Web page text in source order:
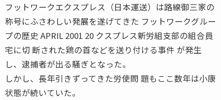
フットワークエクスプレス（日本運送）は路線御三家の
称号にふさわしい発展を遂げてきた フットワークグルー
プの歴史 APRIL 2001 20 クスプレス新労組支部の組合員
宅に切 断された鶏の首などを送り付ける事件 が発生
し、逮捕者が出る騒ぎとなった。
しかし、長年引きずってきた労使問 題もここ数年は小康
状態が続いていた。